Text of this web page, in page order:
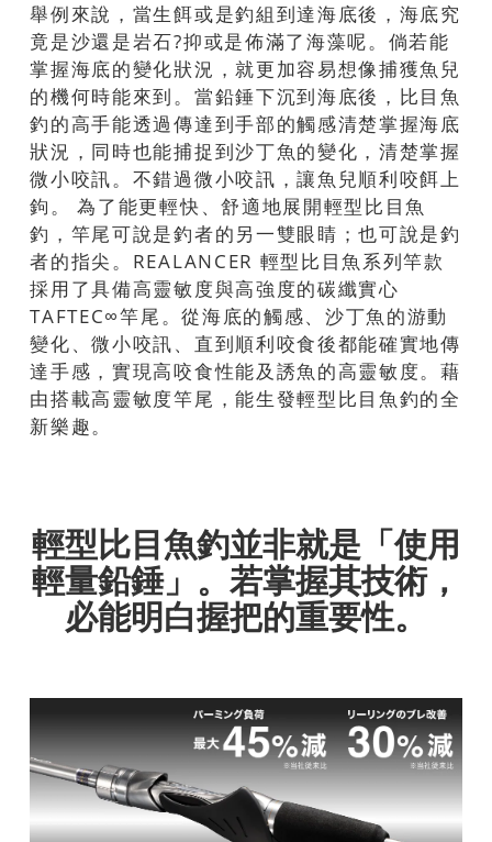
舉例來說，當生餌或是釣組到達海底後，海底究
竟是沙還是岩石?抑或是佈滿了海藻呢。倘若能
掌握海底的變化狀況，就更加容易想像捕獲魚兒
的機何時能來到。當鉛錘下沉到海底後，比目魚
釣的高手能透過傳達到手部的觸感清楚掌握海底
狀況，同時也能捕捉到沙丁魚的變化，清楚掌握
微小咬訊。不錯過微小咬訊，讓魚兒順利咬餌上
鉤。 為了能更輕快、舒適地展開輕型比目魚
釣，竿尾可說是釣者的另一雙眼睛；也可說是釣
者的指尖。REALANCER 輕型比目魚系列竿款
採用了具備高靈敏度與高強度的碳纖實心
TAFTEC∞竿尾。從海底的觸感、沙丁魚的游動
變化、微小咬訊、直到順利咬食後都能確實地傳
達手感，實現高咬食性能及誘魚的高靈敏度。藉
由搭載高靈敏度竿尾，能生發輕型比目魚釣的全
新樂趣。
輕型比目魚釣並非就是「使用
輕量鉛錘」。若掌握其技術，
必能明白握把的重要性。